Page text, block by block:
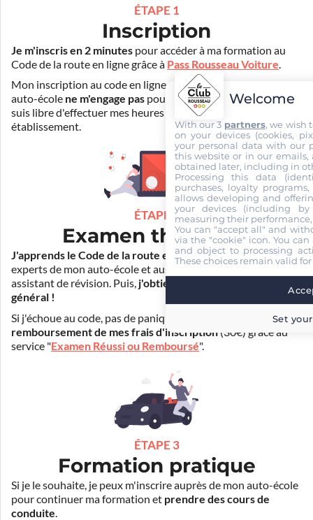
ÉTAPE 1
Inscription
Je m'inscris en 2 minutes pour accéder à ma formation au
Code de la route en ligne grâce à Pass Rousseau Voiture.
Mon inscription au code en ligne voiture auprès de mon
auto-école ne m'engage pas pour la suite de ma formation. Je
suis libre d'effectuer mes heures de conduite dans un autre
établissement.
ÉTAPE 2
Examen théorique
J'apprends le Code de la route en ligne. Je suis aidé par les
experts de mon auto-école et aussi par Mister Codes, mon
assistant de révision. Puis, j'obtiens l'examen théorique
général !
Si j'échoue au code, pas de panique ! Je peux bénéficier du
remboursement de mes frais d'inscription (30€) grâce au
service "Examen Réussi ou Remboursé".
ÉTAPE 3
Formation pratique
Si je le souhaite, je peux m'inscrire auprès de mon auto-école
pour continuer ma formation et prendre des cours de
conduite.
Welcome
With our 3 partners, we wish
on your devices (cookies,
your personal data with our
this website or in our emails,
obtained later, including in
Processing this data
purchases, loyalty
allows developing and
your devices (including
measuring their
You can "accept all" and
via the "cookie" icon. You
and object to processing
These choices remain valid
Set